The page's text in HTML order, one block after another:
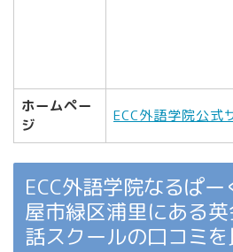
ホームペー
ジ
ECC外語学院公式
ECC外語学院なるぱ
屋市緑区浦里にある
話スクールの口コミ